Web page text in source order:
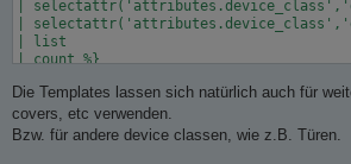
|
|
| list
| count %}
  Alle Fenster sind geschlossen
{% else %}
  Folgende Fenster sind noch geöffnet:
Die Templates lassen sich natürlich auch für
covers, etc verwenden.
Bzw. für andere device classen, wie z.B. Türen.